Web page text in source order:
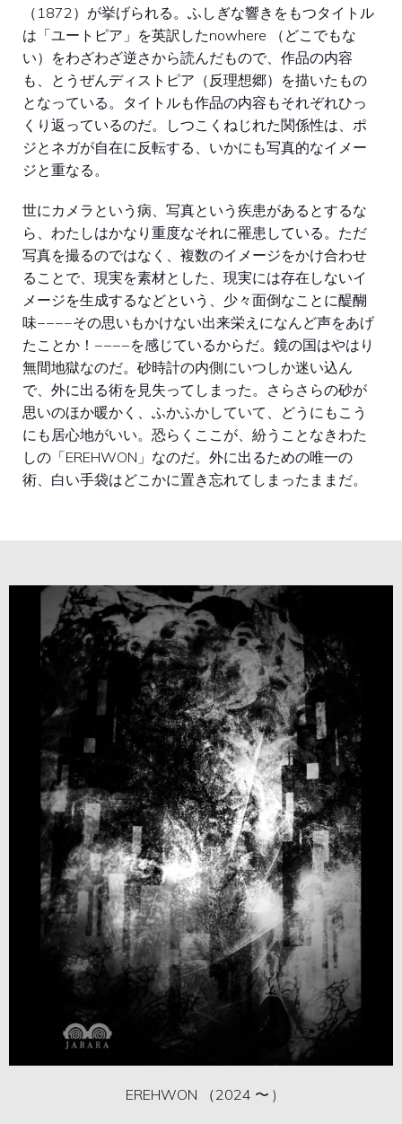
（1872）が挙げられる。ふしぎな響きをもつタイトル
は「ユートピア」を英訳したnowhere （どこでもな
い）をわざわざ逆さから読んだもので、作品の内容
も、とうぜんディストピア（反理想郷）を描いたもの
となっている。タイトルも作品の内容もそれぞれひっ
くり返っているのだ。しつこくねじれた関係性は、ポ
ジとネガが自在に反転する、いかにも写真的なイメー
ジと重なる。
世にカメラという病、写真という疾患があるとするな
ら、わたしはかなり重度なそれに罹患している。ただ
写真を撮るのではなく、複数のイメージをかけ合わせ
ることで、現実を素材とした、現実には存在しないイ
メージを生成するなどという、少々面倒なことに醍醐
味−−−−その思いもかけない出来栄えになんど声をあげ
たことか！−−−−を感じているからだ。鏡の国はやはり
無間地獄なのだ。砂時計の内側にいつしか迷い込ん
で、外に出る術を見失ってしまった。さらさらの砂が
思いのほか暖かく、ふかふかしていて、どうにもこう
にも居心地がいい。恐らくここが、紛うことなきわた
しの「EREHWON」なのだ。外に出るための唯一の
術、白い手袋はどこかに置き忘れてしまったままだ。
EREHWON （2024 〜 )